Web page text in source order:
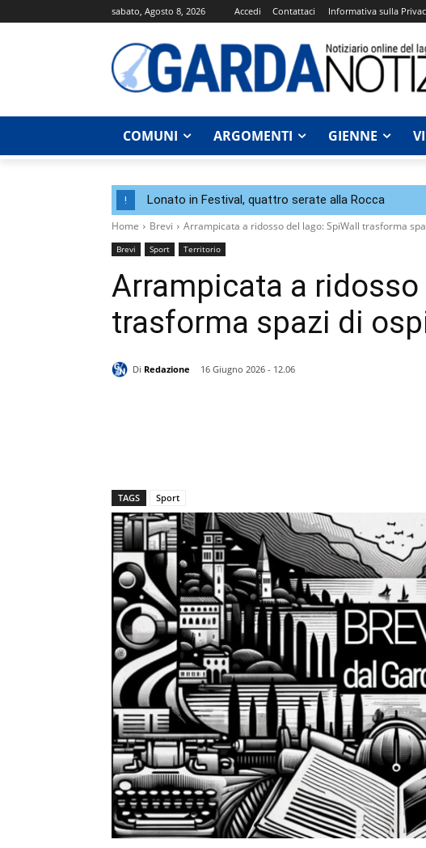
sabato, Agosto 8, 2026 Accedi Contattaci Informativa sulla
COMUNI ARGOMENTI GIENNE
! Lonato in Festival, quattro serate alla Rocca
Home Brevi Arrampicata a ridosso del lago: SpiWall trasforma
Brevi Sport Territorio
Arrampicata a ridosso
trasforma spazi di
Di Redazione
16 Giugno 2026 - 12.06
TAGS Sport